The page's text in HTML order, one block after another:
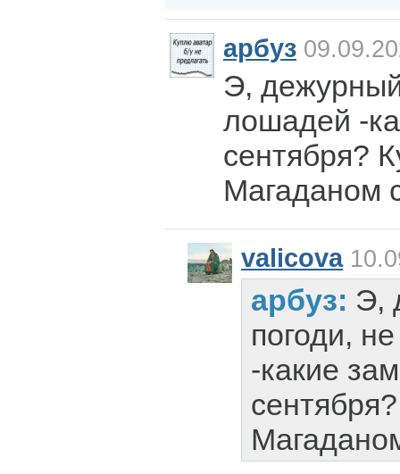
арбуз
Э,
лошадей -
сентября?
Магаданом
valicova
арбуз: Э,
погоди,
-какие